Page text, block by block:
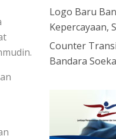
Logo Baru
Kepercayaan,
Counter
Bandara